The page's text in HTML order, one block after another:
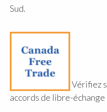
Sud.
Vérifiez
accords de libre-échange